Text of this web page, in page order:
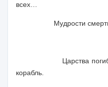
всех…
Мудрости смертных
ты их
Царства погибли
корабль.